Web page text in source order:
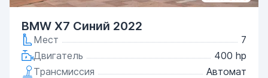
BMW X7 Синий 2022
Мест
7
Двигатель
400 hp
Трансмиссия
Автомат